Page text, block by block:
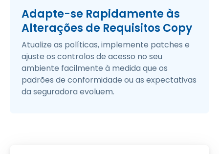
Adapte-se Rapidamente às
Alterações de Requisitos Copy
Atualize as políticas, implemente patches e
ajuste os controlos de acesso no seu
ambiente facilmente à medida que os
padrões de conformidade ou as expectativas
da seguradora evoluem.